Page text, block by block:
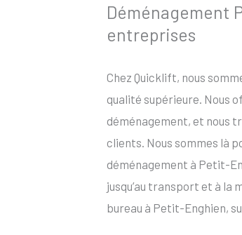
Déménagement
entreprises
Chez Quicklift, nous
qualité supérieure. Nous
déménagement, et nous
clients. Nous sommes là
déménagement à Petit-
jusqu’au transport et à la
bureau à Petit-Enghien,